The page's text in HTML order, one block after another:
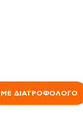
ΔΙΑΤΡΟΦΟΛΌΓΟ